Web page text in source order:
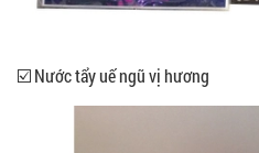
☑️ Nước tẩy uế ngũ vị hương